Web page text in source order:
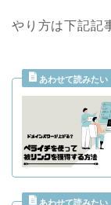
やり方は下記記